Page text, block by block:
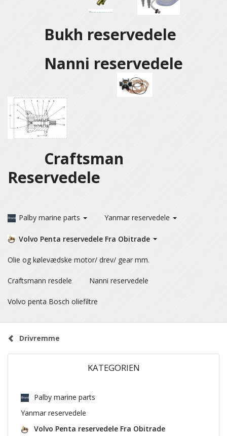
Bukh reservedele
Nanni reservedele
Craftsman
Reservedele
Palby marine parts Yanmar reservedele
Volvo Penta reservedele Fra Obitrade
Olie og kølevædske motor/ drev/ gear mm.
Craftsmann resdele Nanni reservedele
Volvo penta Bosch oliefiltre
Drivremme
KATEGORIEN
Palby marine parts
Yanmar reservedele
Volvo Penta reservedele Fra Obitrade